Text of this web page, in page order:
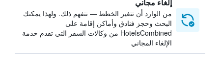
من الوارد أن تتغير الخطط — نتفهم ذلك. ولهذا يمكنك
البحث وحجز فنادق وأماكن إقامة على
HotelsCombined من وكالات السفر التي تقدم خدمة
الإلغاء المجاني